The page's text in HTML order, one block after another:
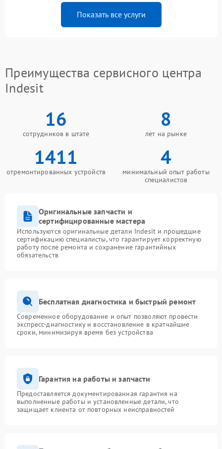
Показать все услуги
Преимущества сервисного центра
Indesit
16
сотрудников в штате
8
лет на рынке
1411
отремонтированных устройств
4
минимальный опыт работы
специалистов
Оригинальные запчасти и
сертифицированные мастера
Используются оригинальные детали Indesit и прошедшие
сертификацию специалисты, что гарантирует корректную
работу после ремонта и сохранение гарантийных
обязательств
Бесплатная диагностика и быстрый ремонт
Современное оборудование и опыт позволяют провести
экспресс-диагностику и восстановление в кратчайшие
сроки, минимизируя время без устройства
Гарантия на работы и запчасти
Предоставляется документированная гарантия на
выполненные работы и установленные детали, что
защищает клиента от повторных неисправностей